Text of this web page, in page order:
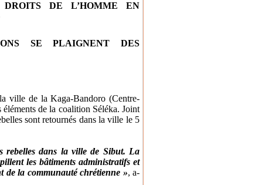
DROITS DE L’HOMME EN
SE PLAIGNENT DES
ville de la Kaga-Bandoro (Centre-
de la coalition Séléka. Joint
sont retournés dans la ville le 5
rebelles dans la ville de Sibut. La
les bâtiments administratifs et
de la communauté chrétienne », a-